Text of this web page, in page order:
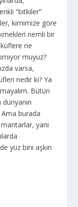
“bitkiler”
kimimize göre
nemli bir
küflere ne
muyuz?
varsa,
nedir ki? Ya
Bütün
dünyanın
Ama burada
mantarlar, yani
yüz bini aşkın